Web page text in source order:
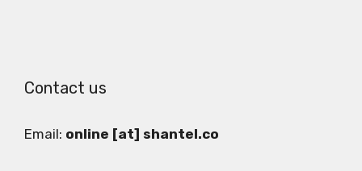
Contact us
Email: online [at] shantel.co